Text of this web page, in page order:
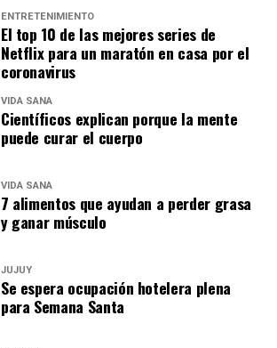
ENTRETENIMIENTO
El top 10 de las mejores series de
Netflix para un maratón en casa por el
coronavirus
VIDA SANA
Científicos explican porque la mente
puede curar el cuerpo
VIDA SANA
7 alimentos que ayudan a perder grasa
y ganar músculo
JUJUY
Se espera ocupación hotelera plena
para Semana Santa